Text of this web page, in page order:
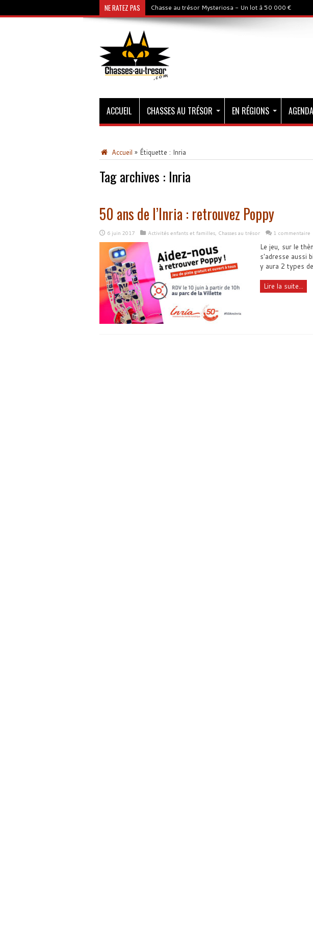
NE RATEZ PAS Chasse au trésor Mysteriosa - Un lot à 50 000 €
ACCUEIL CHASSES AU TRÉSOR EN RÉGIONS AGENDA
Accueil » Étiquette : Inria
Tag archives : Inria
50 ans de l’Inria : retrouvez Poppy
6 juin 2017 Activités enfants et familles, Chasses au trésor 1 commentaire
Le jeu, sur le
s'adresse aussi
y aura 2 types
Lire la suite...